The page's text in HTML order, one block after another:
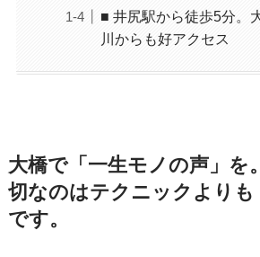
■ 井尻駅から徒歩5分。
川からも好アクセス
大橋で「一生モノの声」を
切なのはテクニックよりも
です。